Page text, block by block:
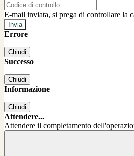
E-mail inviata, si prega di controllare la
Errore
Chiudi
Successo
Chiudi
Informazione
Chiudi
Attendere...
Attendere il completamento